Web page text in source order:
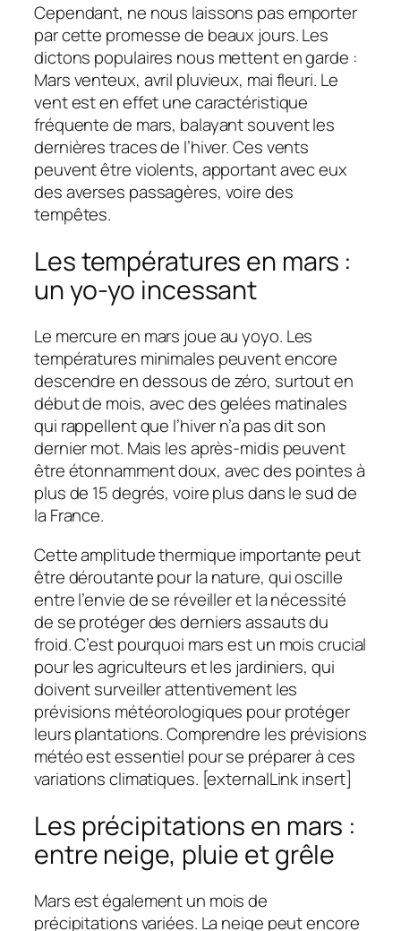
Cependant, ne nous laissons pas emporter
par cette promesse de beaux jours. Les
dictons populaires nous mettent en garde :
Mars venteux, avril pluvieux, mai fleuri. Le
vent est en effet une caractéristique
fréquente de mars, balayant souvent les
dernières traces de l’hiver. Ces vents
peuvent être violents, apportant avec eux
des averses passagères, voire des
tempêtes.
Les températures en mars :
un yo-yo incessant
Le mercure en mars joue au yoyo. Les
températures minimales peuvent encore
descendre en dessous de zéro, surtout en
début de mois, avec des gelées matinales
qui rappellent que l’hiver n’a pas dit son
dernier mot. Mais les après-midis peuvent
être étonnamment doux, avec des pointes à
plus de 15 degrés, voire plus dans le sud de
la France.
Cette amplitude thermique importante peut
être déroutante pour la nature, qui oscille
entre l’envie de se réveiller et la nécessité
de se protéger des derniers assauts du
froid. C’est pourquoi mars est un mois crucial
pour les agriculteurs et les jardiniers, qui
doivent surveiller attentivement les
prévisions météorologiques pour protéger
leurs plantations. Comprendre les prévisions
météo est essentiel pour se préparer à ces
variations climatiques. [externalLink insert]
Les précipitations en mars :
entre neige, pluie et grêle
Mars est également un mois de
précipitations variées. La neige peut encore